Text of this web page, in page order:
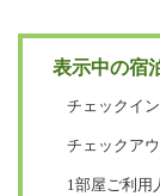
表示中の宿
チェックイン
チェックアウ
1部屋ご利用